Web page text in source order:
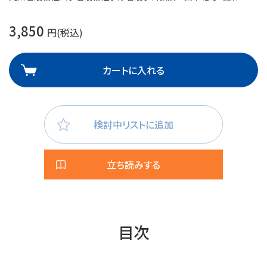
3,850 円(税込)
カートに入れる
検討中リストに追加
立ち読みする
目次